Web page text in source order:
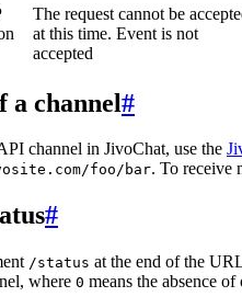
The request cannot be
at this time. Event is not
accepted
a channel#
channel in JivoChat, use the
foo/bar. To receive
#
/status at the end of the
where 0 means the absence